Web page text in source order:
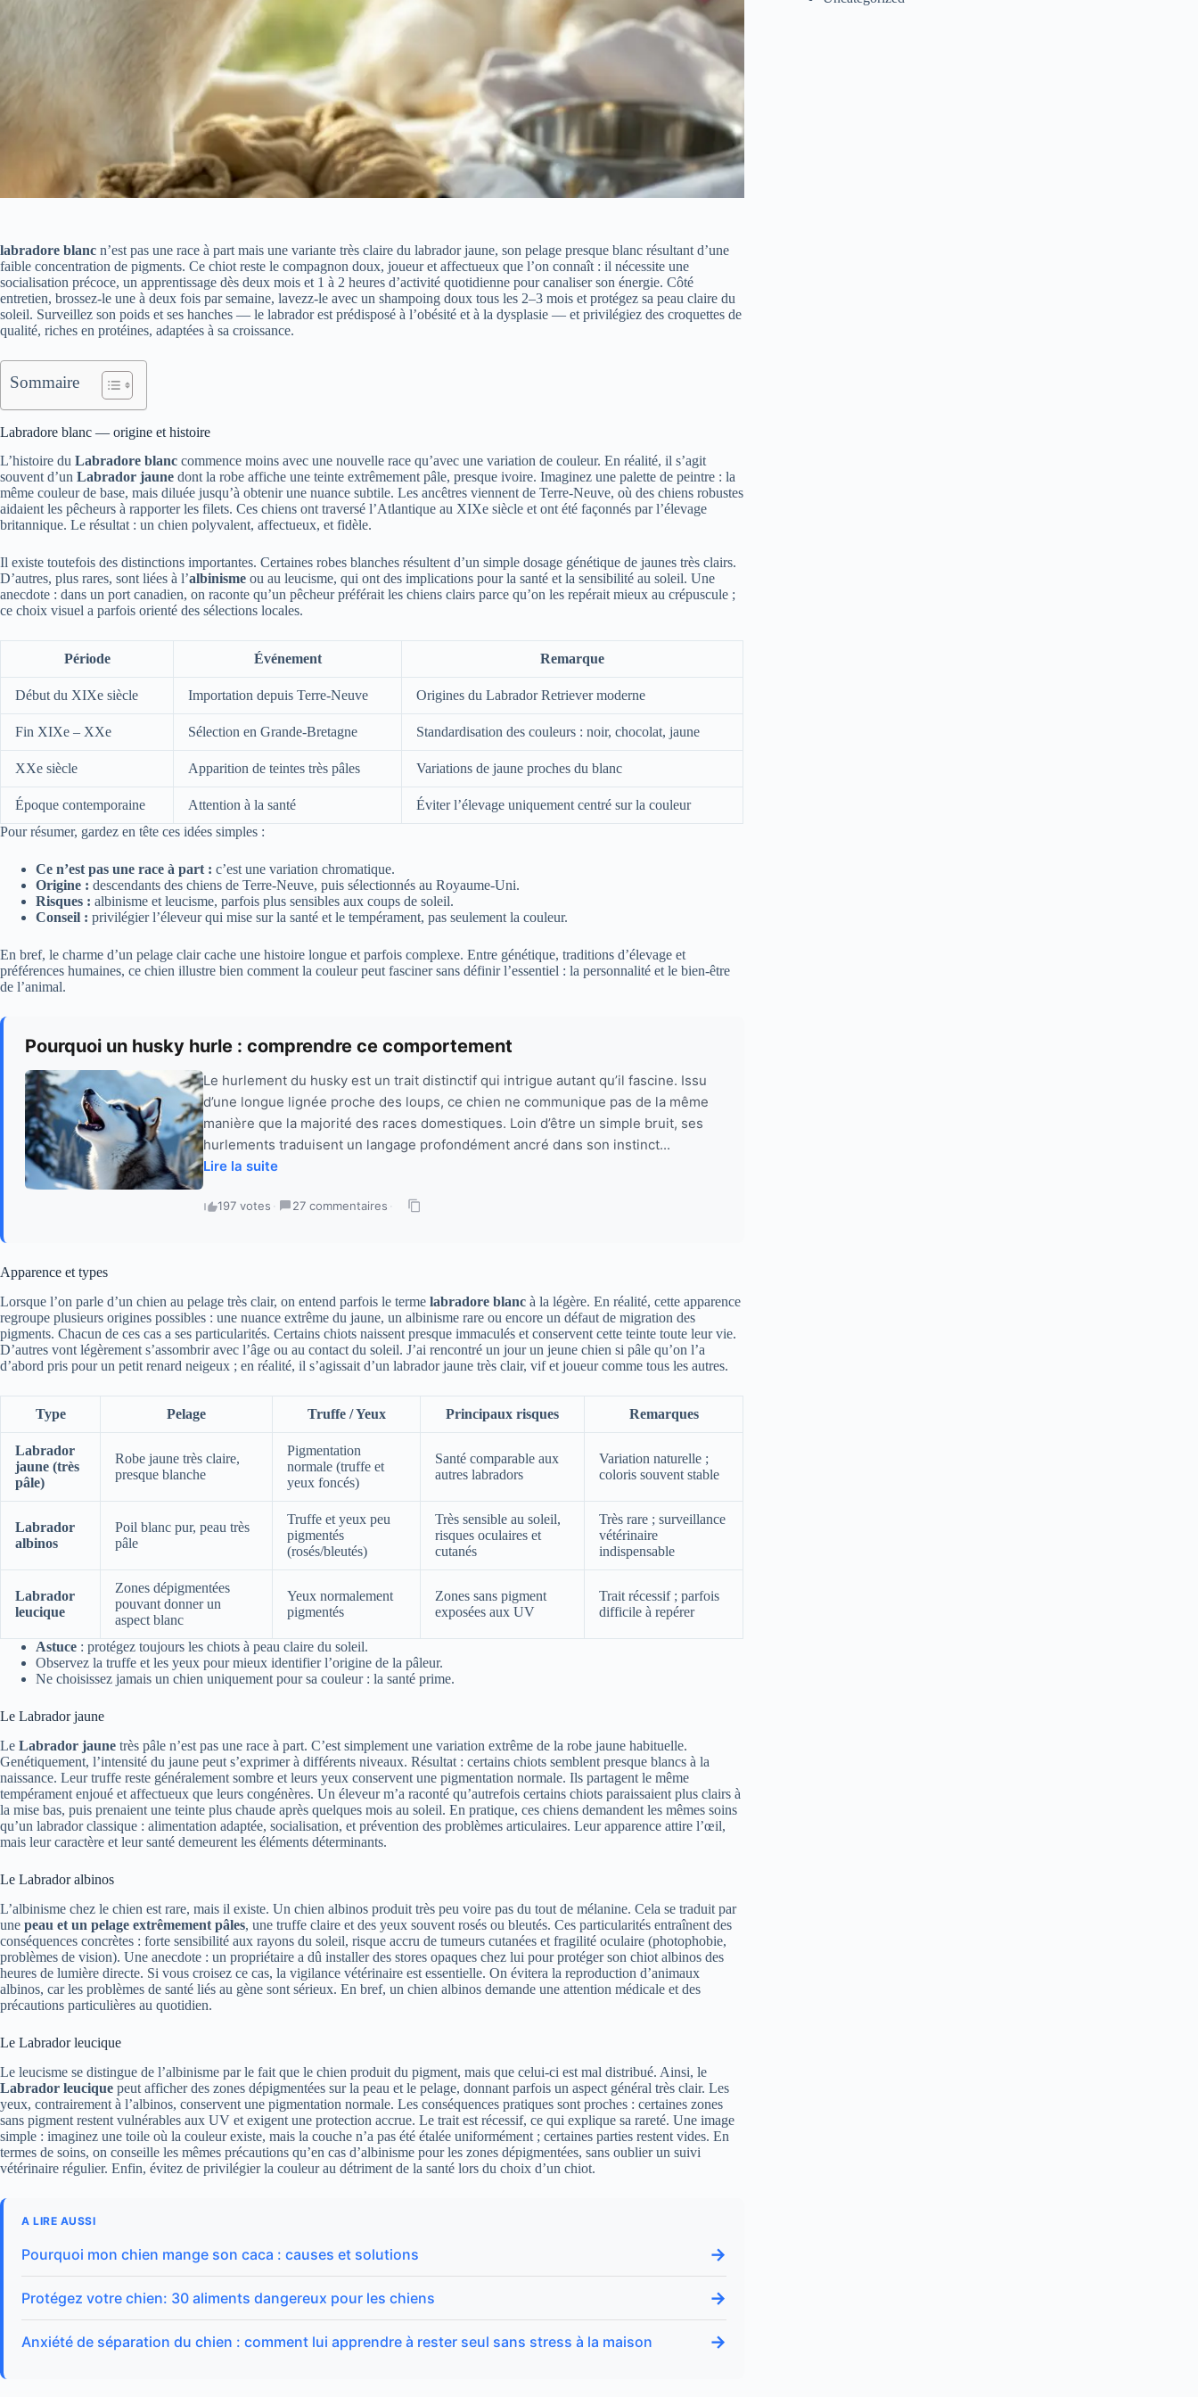
labradore blanc n’est pas une race à part mais une variante très claire du labrador jaune, son pelage presque blanc résultant d’une
faible concentration de pigments. Ce chiot reste le compagnon doux, joueur et affectueux que l’on connaît : il nécessite une
socialisation précoce, un apprentissage dès deux mois et 1 à 2 heures d’activité quotidienne pour canaliser son énergie. Côté
entretien, brossez-le une à deux fois par semaine, lavezz-le avec un shampoing doux tous les 2–3 mois et protégez sa peau claire du
soleil. Surveillez son poids et ses hanches — le labrador est prédisposé à l’obésité et à la dysplasie — et privilégiez des croquettes de
qualité, riches en protéines, adaptées à sa croissance.
Sommaire
Labradore blanc — origine et histoire
L’histoire du Labradore blanc commence moins avec une nouvelle race qu’avec une variation de couleur. En réalité, il s’agit
souvent d’un Labrador jaune dont la robe affiche une teinte extrêmement pâle, presque ivoire. Imaginez une palette de peintre : la
même couleur de base, mais diluée jusqu’à obtenir une nuance subtile. Les ancêtres viennent de Terre-Neuve, où des chiens robustes
aidaient les pêcheurs à rapporter les filets. Ces chiens ont traversé l’Atlantique au XIXe siècle et ont été façonnés par l’élevage
britannique. Le résultat : un chien polyvalent, affectueux, et fidèle.
Il existe toutefois des distinctions importantes. Certaines robes blanches résultent d’un simple dosage génétique de jaunes très clairs.
D’autres, plus rares, sont liées à l’albinisme ou au leucisme, qui ont des implications pour la santé et la sensibilité au soleil. Une
anecdote : dans un port canadien, on raconte qu’un pêcheur préférait les chiens clairs parce qu’on les repérait mieux au crépuscule ;
ce choix visuel a parfois orienté des sélections locales.
Période Événement Remarque
Début du XIXe siècle Importation depuis Terre-Neuve Origines du Labrador Retriever moderne
Fin XIXe – XXe Sélection en Grande-Bretagne Standardisation des couleurs : noir, chocolat, jaune
XXe siècle Apparition de teintes très pâles Variations de jaune proches du blanc
Époque contemporaine Attention à la santé
Éviter l’élevage uniquement centré sur la couleur
Pour résumer, gardez en tête ces idées simples :
Ce n’est pas une race à part : c’est une variation chromatique.
Origine : descendants des chiens de Terre-Neuve, puis sélectionnés au Royaume-Uni.
Risques : albinisme et leucisme, parfois plus sensibles aux coups de soleil.
Conseil : privilégier l’éleveur qui mise sur la santé et le tempérament, pas seulement la couleur.
En bref, le charme d’un pelage clair cache une histoire longue et parfois complexe. Entre génétique, traditions d’élevage et
préférences humaines, ce chien illustre bien comment la couleur peut fasciner sans définir l’essentiel : la personnalité et le bien-être
de l’animal.
Pourquoi un husky hurle : comprendre ce comportement
Le hurlement du husky est un trait distinctif qui intrigue autant qu’il fascine. Issu
d’une longue lignée proche des loups, ce chien ne communique pas de la même
manière que la majorité des races domestiques. Loin d’être un simple bruit, ses
hurlements traduisent un langage profondément ancré dans son instinct...
Lire la suite
197 votes · 27 commentaires ·
Apparence et types
Lorsque l’on parle d’un chien au pelage très clair, on entend parfois le terme labradore blanc à la légère. En réalité, cette apparence
regroupe plusieurs origines possibles : une nuance extrême du jaune, un albinisme rare ou encore un défaut de migration des
pigments. Chacun de ces cas a ses particularités. Certains chiots naissent presque immaculés et conservent cette teinte toute leur vie.
D’autres vont légèrement s’assombrir avec l’âge ou au contact du soleil. J’ai rencontré un jour un jeune chien si pâle qu’on l’a
d’abord pris pour un petit renard neigeux ; en réalité, il s’agissait d’un labrador jaune très clair, vif et joueur comme tous les autres.
Type Pelage Truffe / Yeux Principaux risques Remarques
Labrador
jaune (très
pâle)
Robe jaune très claire,
presque blanche
Pigmentation
normale (truffe et
yeux foncés)
Santé comparable aux
autres labradors
Variation naturelle ;
coloris souvent stable
Labrador
albinos
Poil blanc pur, peau très
pâle
Truffe et yeux peu
pigmentés
(rosés/bleutés)
Très sensible au soleil,
risques oculaires et
cutanés
Très rare ; surveillance
vétérinaire
indispensable
Labrador
leucique
Zones dépigmentées
pouvant donner un
aspect blanc
Yeux normalement
pigmentés
Zones sans pigment
exposées aux UV
Trait récessif ; parfois
difficile à repérer
Astuce : protégez toujours les chiots à peau claire du soleil.
Observez la truffe et les yeux pour mieux identifier l’origine de la pâleur.
Ne choisissez jamais un chien uniquement pour sa couleur : la santé prime.
Le Labrador jaune
Le Labrador jaune très pâle n’est pas une race à part. C’est simplement une variation extrême de la robe jaune habituelle.
Genétiquement, l’intensité du jaune peut s’exprimer à différents niveaux. Résultat : certains chiots semblent presque blancs à la
naissance. Leur truffe reste généralement sombre et leurs yeux conservent une pigmentation normale. Ils partagent le même
tempérament enjoué et affectueux que leurs congénères. Un éleveur m’a raconté qu’autrefois certains chiots paraissaient plus clairs à
la mise bas, puis prenaient une teinte plus chaude après quelques mois au soleil. En pratique, ces chiens demandent les mêmes soins
qu’un labrador classique : alimentation adaptée, socialisation, et prévention des problèmes articulaires. Leur apparence attire l’œil,
mais leur caractère et leur santé demeurent les éléments déterminants.
Le Labrador albinos
L’albinisme chez le chien est rare, mais il existe. Un chien albinos produit très peu voire pas du tout de mélanine. Cela se traduit par
une peau et un pelage extrêmement pâles, une truffe claire et des yeux souvent rosés ou bleutés. Ces particularités entraînent des
conséquences concrètes : forte sensibilité aux rayons du soleil, risque accru de tumeurs cutanées et fragilité oculaire (photophobie,
problèmes de vision). Une anecdote : un propriétaire a dû installer des stores opaques chez lui pour protéger son chiot albinos des
heures de lumière directe. Si vous croisez ce cas, la vigilance vétérinaire est essentielle. On évitera la reproduction d’animaux
albinos, car les problèmes de santé liés au gène sont sérieux. En bref, un chien albinos demande une attention médicale et des
précautions particulières au quotidien.
Le Labrador leucique
Le leucisme se distingue de l’albinisme par le fait que le chien produit du pigment, mais que celui-ci est mal distribué. Ainsi, le
Labrador leucique peut afficher des zones dépigmentées sur la peau et le pelage, donnant parfois un aspect général très clair. Les
yeux, contrairement à l’albinos, conservent une pigmentation normale. Les conséquences pratiques sont proches : certaines zones
sans pigment restent vulnérables aux UV et exigent une protection accrue. Le trait est récessif, ce qui explique sa rareté. Une image
simple : imaginez une toile où la couleur existe, mais la couche n’a pas été étalée uniformément ; certaines parties restent vides. En
termes de soins, on conseille les mêmes précautions qu’en cas d’albinisme pour les zones dépigmentées, sans oublier un suivi
vétérinaire régulier. Enfin, évitez de privilégier la couleur au détriment de la santé lors du choix d’un chiot.
A LIRE AUSSI
Pourquoi mon chien mange son caca : causes et solutions →
Protégez votre chien: 30 aliments dangereux pour les chiens →
Anxiété de séparation du chien : comment lui apprendre à rester seul sans stress à la maison →